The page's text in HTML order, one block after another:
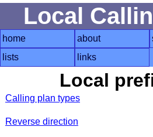
Local
home about
lists
links
Local
Calling plan types
Reverse direction